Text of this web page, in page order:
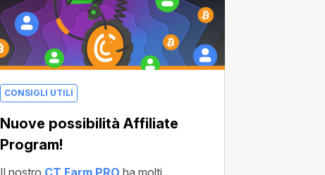
CONSIGLI UTILI
Nuove possibilità Affiliate
Program!
Il nostro CT Farm PRO ha molti